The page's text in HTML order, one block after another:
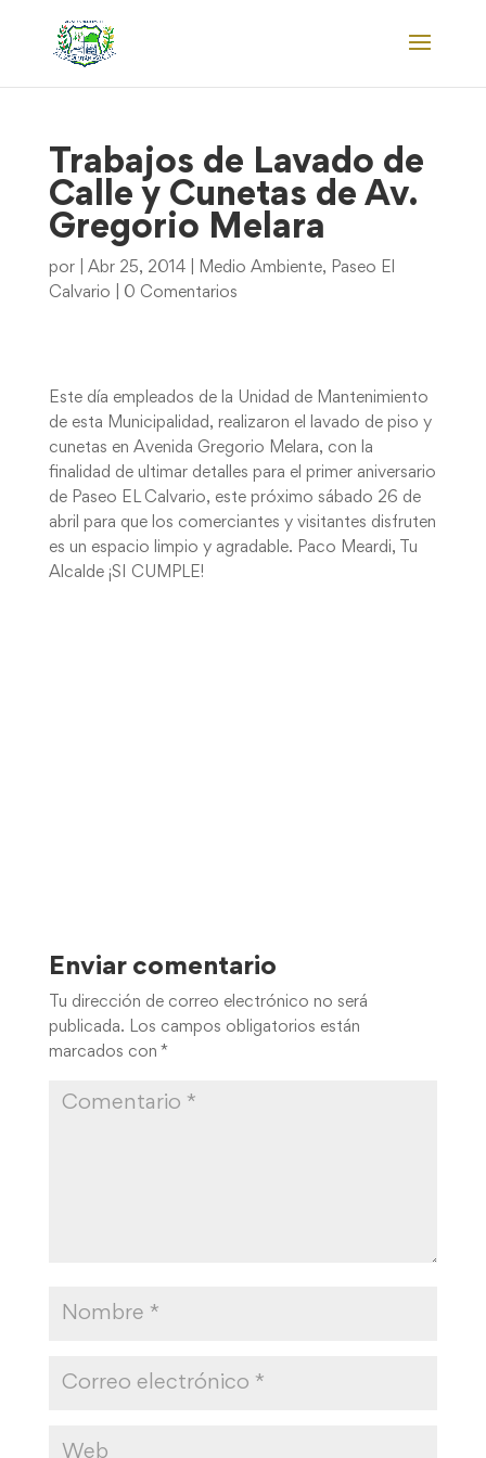
Trabajos de Lavado de
Calle y Cunetas de Av.
Gregorio Melara
por Abr 25, 2014| Medio Ambiente, Paseo El
Calvario
0 Comentarios
Este día empleados de la Unidad de Mantenimiento
de esta Municipalidad, realizaron el lavado de piso y
cunetas en Avenida Gregorio Melara, con la
finalidad de ultimar detalles para el primer aniversario
de Paseo EL Calvario, este próximo sábado 26 de
abril para que los comerciantes y visitantes disfruten
es un espacio limpio y agradable. Paco Meardi, Tu
Alcalde ¡SI CUMPLE!
Enviar comentario
Tu dirección de correo electrónico no será
publicada. Los campos obligatorios están
marcados con *